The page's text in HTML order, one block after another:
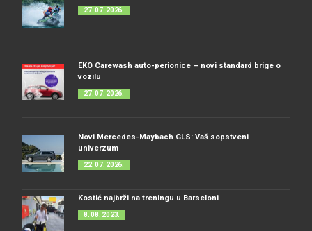
27. 07. 2026.
EKO Carewash auto-perionice – novi standard brige o
vozilu
27. 07. 2026.
Novi Mercedes-Maybach GLS: Vaš sopstveni
univerzum
22. 07. 2026.
Kostić najbrži na treningu u Barseloni
8. 08. 2023.